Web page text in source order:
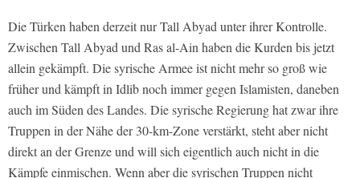
Die Türken haben derzeit nur Tall Abyad unter ihrer Kontrolle.
Zwischen Tall Abyad und Ras al-Ain haben die Kurden bis jetzt
allein gekämpft. Die syrische Armee ist nicht mehr so groß wie
früher und kämpft in Idlib noch immer gegen Islamisten, daneben
auch im Süden des Landes. Die syrische Regierung hat zwar ihre
Truppen in der Nähe der 30-km-Zone verstärkt, steht aber nicht
direkt an der Grenze und will sich eigentlich auch nicht in die
Kämpfe einmischen. Wenn aber die syrischen Truppen nicht